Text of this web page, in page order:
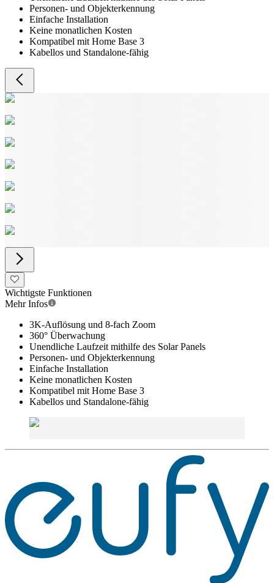
Personen- und Objekterkennung
Einfache Installation
Keine monatlichen Kosten
Kompatibel mit Home Base 3
Kabellos und Standalone-fähig
Wichtigste Funktionen
Mehr Infos
3K-Auflösung und 8-fach Zoom
360° Überwachung
Unendliche Laufzeit mithilfe des Solar Panels
Personen- und Objekterkennung
Einfache Installation
Keine monatlichen Kosten
Kompatibel mit Home Base 3
Kabellos und Standalone-fähig